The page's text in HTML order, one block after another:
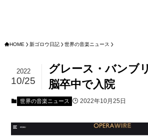
HOME 新ゴロウ日記 世界の音楽ニュース
グレース・バンブ
脳卒中で入院
2022
10/25
世界の音楽ニュース 2022年10月25日